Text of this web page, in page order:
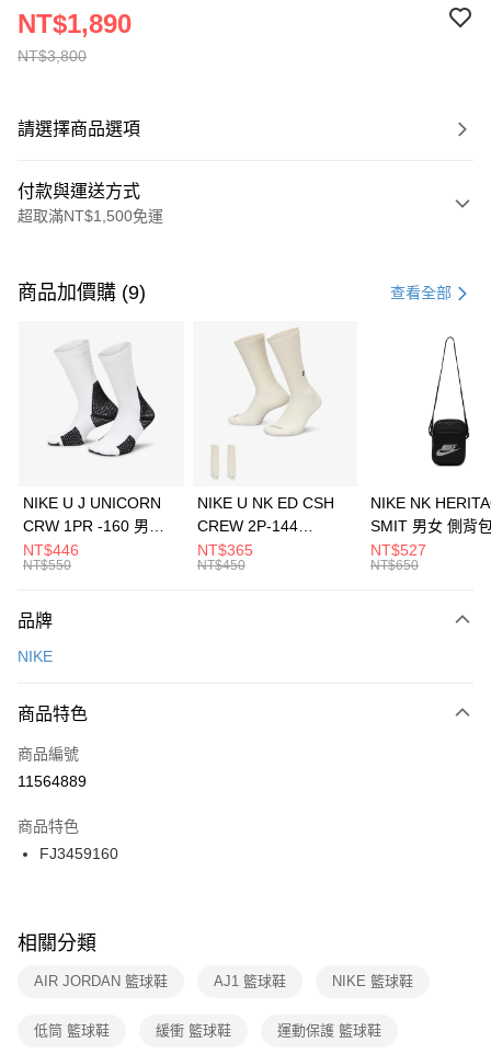
NT$3,800
NT$1,890
請選擇商品選項
付款與運送方式
超取滿NT$1,500免運
信用卡一次付款
3 期 0 利率 每期 21家銀行
合作金庫商業銀行
第一商業銀行
華南商業銀行
彰化商業銀行
上海商業儲蓄銀行
元大商業銀行
台灣樂天信用卡公司
Apple Pay
全盈+PAY
AFTEE先享後付
【關於「AFTEE先享後付」】
便利好安心！
３．安心：先確認商品／服務後，再付款。
【「AFTEE先享後付」結帳流程】
１．於結帳方式選擇「AFTEE先享後付」後，將跳轉至「AFTEE先享後付」
２．訂單成立數日內，您將收到繳費通知簡訊。
３．收到繳費通知簡訊後14天內，點擊此簡訊中的連結，可透過四大超商／
ATM／網路銀行／等多元方式進行付款，方視為交易完成。
※ 交易是否成功請以「AFTEE先享後付 」之結帳頁面顯示為準，若有關於
是否繳費成功／繳費後需取消欲退款等相關疑問，請聯繫「AFTEE先享後付
客戶支援中心」https://netprotections.freshdesk.com/support/home
１．透過由恩沛科技股份有限公司提供之「AFTEE先享後付」服務完成之交
運送方式
每筆NT$100，滿NT$1,500(含以上)免運費
宅配
每筆NT$100，滿NT$1,500(含以上)免運費
付款後門市自取
每筆NT$100，滿NT$1,500(含以上)免運費
商品加價購 (9) 查看全部
NIKE U J UNICORN
CRW 1PR -160 男女
中統襪 FZ3393100
NT$446
NT$550
NIKE U NK ED CSH
CREW 2P-144
EMBRDY 男女 短統襪
FZ3073133
NT$365
NT$450
NIKE NK
SMIT 男女 側背
BA5871010
NT$527
NT$650
品牌
NIKE
商品特色
商品編號
11564889
商品特色
FJ3459160
相關分類
AIR JORDAN 籃球鞋 AJ1 籃球鞋 NIKE 籃球鞋
低筒 籃球鞋 緩衝 籃球鞋 運動保護 籃球鞋